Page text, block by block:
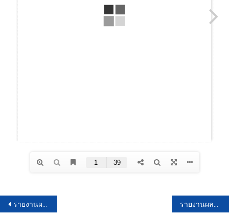
แนะแนว
รายงานผลการดำเนินงานรอบตุลาคม 64 -มีนาคม 65 (013)